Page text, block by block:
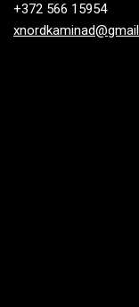
+372 566 15954